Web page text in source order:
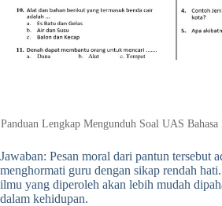
Panduan Lengkap Mengunduh Soal UAS Bahasa
Jawaban: Pesan moral dari pantun tersebut
menghormati guru dengan sikap rendah
ilmu yang diperoleh akan lebih mudah
dalam kehidupan.